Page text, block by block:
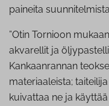
paineita
”Otin Tornioon
akvarellit ja
Kankaanrannan
materiaaleista;
kuivattaa ne ja